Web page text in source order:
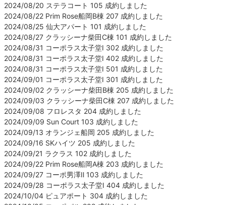
2024/08/20 ステラコート 105 成約しました
2024/08/22 Prim Rose船岡B棟 207 成約しました
2024/08/25 仙大アパート 101 成約しました
2024/08/27 クラッシーナ柴田C棟 101 成約しました
2024/08/31 コーポラス太子堂Ⅰ 302 成約しました
2024/08/31 コーポラス太子堂Ⅰ 402 成約しました
2024/08/31 コーポラス太子堂Ⅰ 501 成約しました
2024/09/01 コーポラス太子堂Ⅰ 301 成約しました
2024/09/02 クラッシーナ柴田B棟 205 成約しました
2024/09/03 クラッシーナ柴田C棟 207 成約しました
2024/09/08 フロレスタ 204 成約しました
2024/09/09 Sun Court 103 成約しました
2024/09/13 オランジェ船岡 205 成約しました
2024/09/16 SKハイツ 205 成約しました
2024/09/21 ラクラス 102 成約しました
2024/09/22 Prim Rose船岡A棟 203 成約しました
2024/09/27 コーポ男澤Ⅱ 103 成約しました
2024/09/28 コーポラス太子堂Ⅰ 404 成約しました
2024/10/04 ピュアポート 304 成約しました